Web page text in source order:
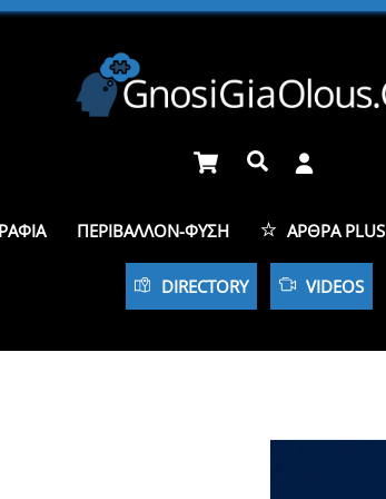
Cart Αναζήτηση
ΠΕΡΙΒΆΛΛΟΝ-ΦΎΣΗ ΆΡΘΡΑ PLUS
DIRECTORY VIDEOS